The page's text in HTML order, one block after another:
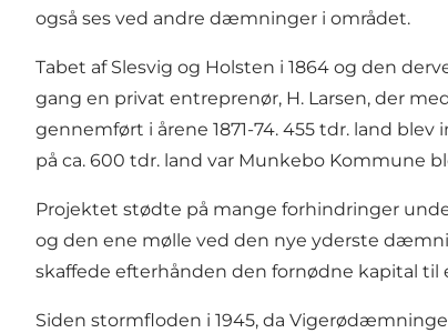
også ses ved andre dæmninger i området.
Tabet af Slesvig og Holsten i 1864 og den
gang en privat entreprenør, H. Larsen, der
gennemført i årene 1871-74. 455 tdr. land
på ca. 600 tdr. land var Munkebo Kommune
Projektet stødte på mange forhindringer
og den ene mølle ved den nye yderste
skaffede efterhånden den fornødne kapital til
Siden stormfloden i 1945, da